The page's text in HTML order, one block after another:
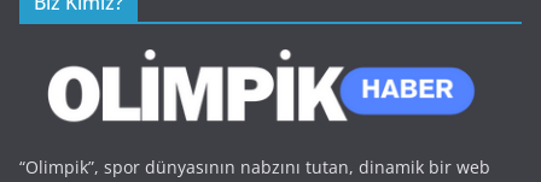
“Olimpik”, spor dünyasının nabzını tutan, dinamik bir web